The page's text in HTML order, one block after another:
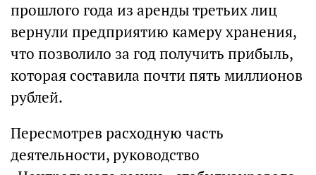
прошлого года из аренды третьих лиц
вернули предприятию камеру хранения,
что позволило за год получить прибыль,
которая составила почти пять миллионов
рублей.
Пересмотрев расходную часть
деятельности, руководство